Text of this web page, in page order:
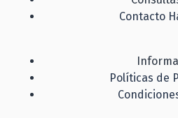
Contacto
Políticas de